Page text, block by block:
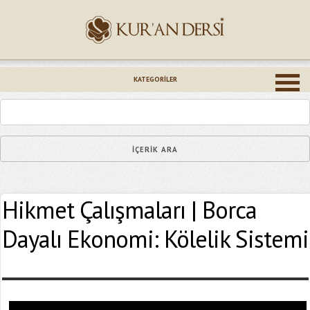
KATEGORILER
Hikmet Çalışmaları | Borca
Dayalı Ekonomi: Kölelik Sistemi
Epostanız (*)
Yaşadığınız Hatanın Ayrıntıları